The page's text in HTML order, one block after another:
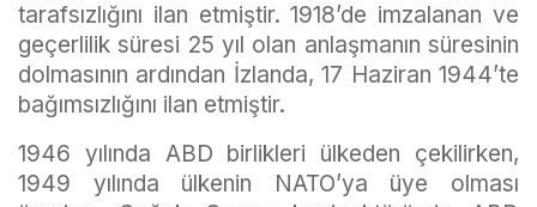
tarafsızlığını ilan etmiştir. 1918’de imzalanan ve
geçerlilik süresi 25 yıl olan anlaşmanın süresinin
dolmasının ardından İzlanda, 17 Haziran 1944’te
bağımsızlığını ilan etmiştir.
1946 yılında ABD birlikleri ülkeden çekilirken,
1949 yılında ülkenin NATO’ya üye olması